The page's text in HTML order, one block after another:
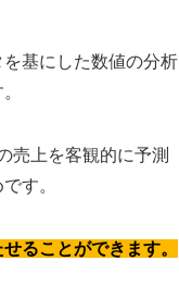
基にした数値の分析
売上を客観的に予測
す。
ることができます。